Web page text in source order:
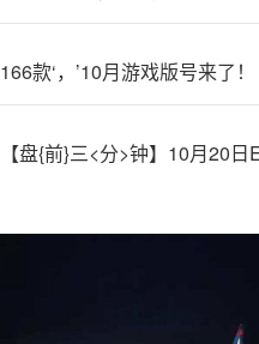
166款‘，’10月游戏版号来了！